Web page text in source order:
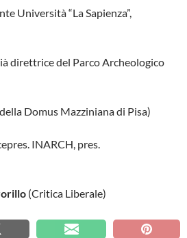
Università “La Sapienza”,
direttrice del Parco Archeologico
Domus Mazziniana di Pisa)
INARCH, pres.
(Critica Liberale)